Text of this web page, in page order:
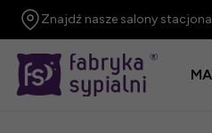
Znajdź nasze salony